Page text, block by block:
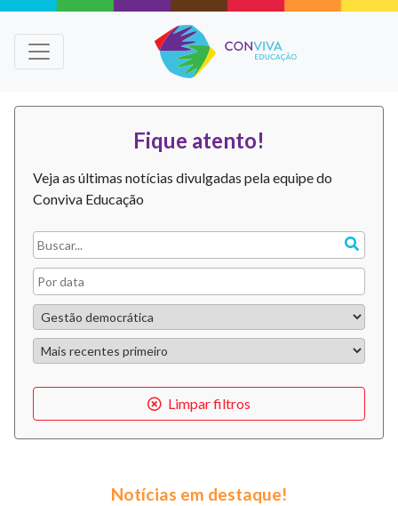
Fique atento!
Veja as últimas notícias divulgadas pela equipe do
Conviva Educação
Limpar filtros
Notícias em destaque!